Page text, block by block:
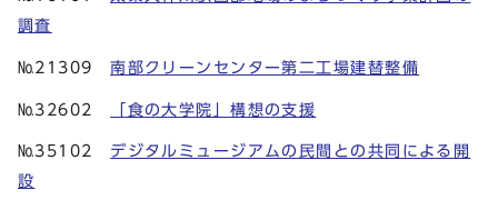
調査
№21309南部クリーンセンター第二工場建替整備
№32602 「食の大学院」構想の支援
№35102 デジタルミュージアムの民間との共同による開
設